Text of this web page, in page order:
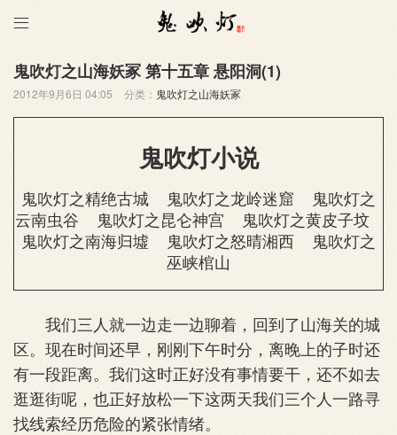

鬼吹灯之山海妖冢 第十五章 悬阳洞(1)
2012年9月6日 04:05 分类： 鬼吹灯之山海妖冢
鬼吹灯小说
鬼吹灯之精绝古城 鬼吹灯之龙岭迷窟
鬼吹灯之
云南虫谷
鬼吹灯之昆仑神宫
鬼吹灯之黄皮子坟
鬼吹灯之南海归墟
鬼吹灯之怒晴湘西
鬼吹灯之
巫峡棺山
我们三人就一边走一边聊着，回到了山海关的城
区。现在时间还早，刚刚下午时分，离晚上的子时还
有一段距离。我们这时正好没有事情要干，还不如去
逛逛街呢，也正好放松一下这两天我们三个人一路寻
找线索经历危险的紧张情绪。